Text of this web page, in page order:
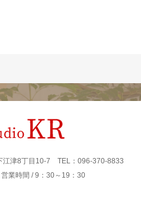
江津8丁目10-7 TEL：096-370-8833
業時間 / 9：30～19：30